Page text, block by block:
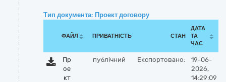
Тип документа: Проект договору
ФАЙЛ ПРИВАТНІСТЬ СТАН
ДАТА
ТА
ЧАС
Пр
ое
кт
публічний Експортовано:
19-06-
2026,
14:29:09